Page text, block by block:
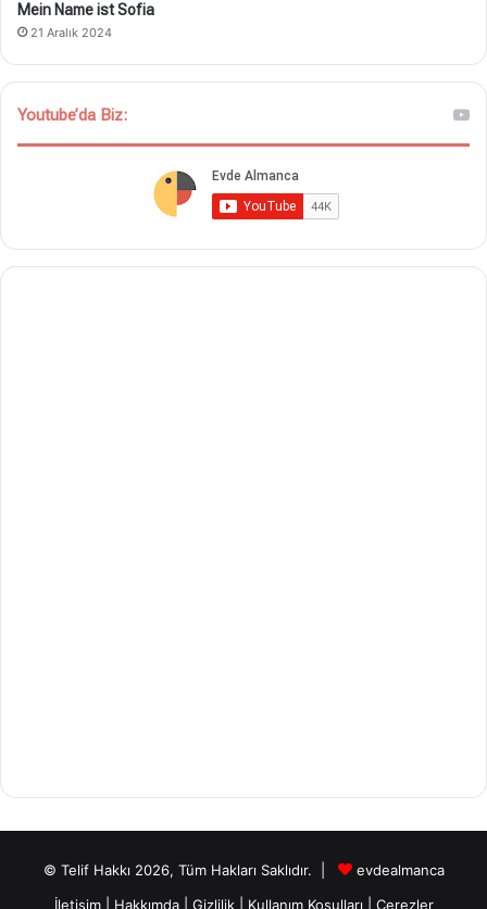
Mein Name ist Sofia
21 Aralık 2024
Youtube’da Biz:
© Telif Hakkı 2026, Tüm Hakları Saklıdır. |
evdealmanca
İletişim| Hakkımda Gizlilik Kullanım Koşulları Çerezler